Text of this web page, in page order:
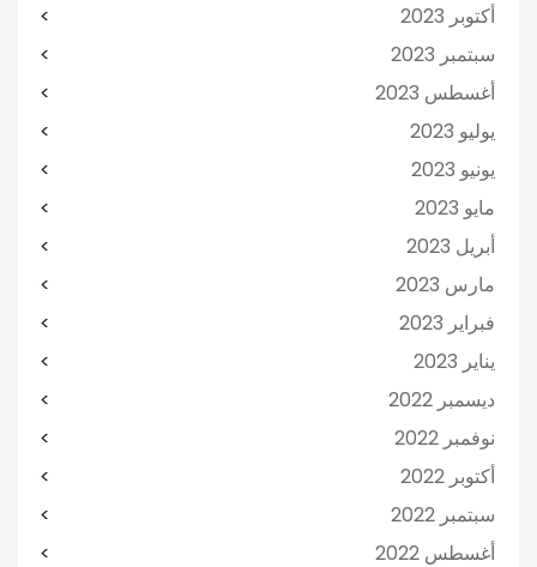
أكتوبر 2023
سبتمبر 2023
أغسطس 2023
يوليو 2023
يونيو 2023
مايو 2023
أبريل 2023
مارس 2023
فبراير 2023
يناير 2023
ديسمبر 2022
نوفمبر 2022
أكتوبر 2022
سبتمبر 2022
أغسطس 2022